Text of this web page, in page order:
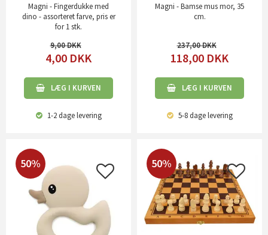
Magni - Fingerdukke med
dino - assorteret farve, pris er
for 1 stk.
9,00
4,00 DKK
LÆG I KURVEN
1-2 dagelevering
Magni - Bamse mus mor, 35
cm.
237,00
118,00 DKK
LÆG I KURVEN
5-8 dagelevering
50% 50%